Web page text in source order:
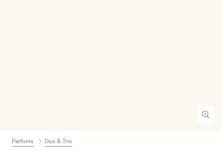
Parfums Duo & Trio